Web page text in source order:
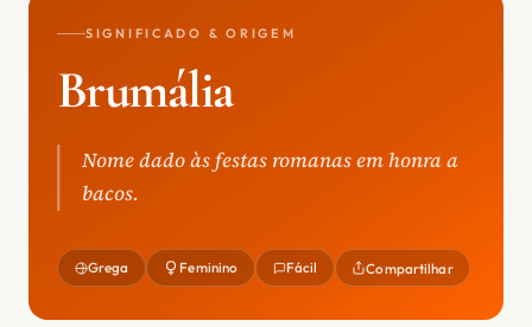
SIGNIFICADO & ORIGEM
Brumália
Nome dado às festas romanas em honra a
bacos.
Grega Feminino Fácil Compartilhar